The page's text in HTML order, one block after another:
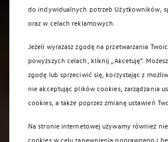
do indywidualnych potrzeb Użytkowników,
oraz w celach reklamowych.
Jeżeli wyrażasz zgodę na przetwarzania
powyższych celach, kliknij „Akcetuję”.
zgodę lub sprzeciwić się, korzystając z
nie akceptując plików cookies, zarządzania
cookies, a także poprzez zmianę ustawień
Na stronie internetowej używamy również
cookies w celu zapewnienia poprawnego i